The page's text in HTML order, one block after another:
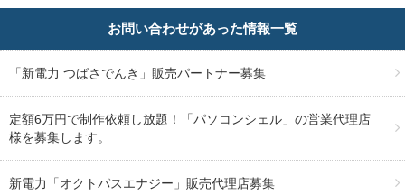
お問い合わせがあった情報一覧
「新電力 つばさでんき」販売パートナー募集
定額6万円で制作依頼し放題！「パソコンシェル」の営業代理店
様を募集します。
新電力「オクトパスエナジー」販売代理店募集